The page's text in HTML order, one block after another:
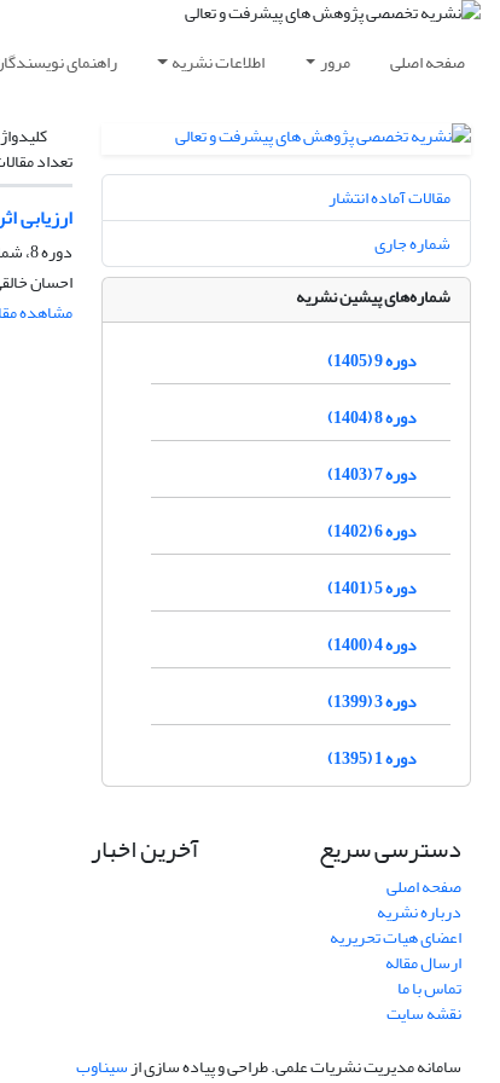
صفحه اصلی مرور اطلاعات نشریه راهنمای
تعداد
ارزیابی
دوره 8، شماره 1، بهار 1404، صفحه
احسان
مشاهده
مقالات آماده انتشار
شماره جاری
شماره‌های پیشین نشریه
دوره 9 (1405)
دوره 8 (1404)
دوره 7 (1403)
دوره 6 (1402)
دوره 5 (1401)
دوره 4 (1400)
دوره 3 (1399)
دوره 1 (1395)
دسترسی سریع
صفحه اصلی
درباره نشریه
اعضای هیات تحریریه
ارسال مقاله
تماس با ما
نقشه سایت
آخرین اخبار
سامانه مدیریت نشریات علمی.طراحی و پیاده سازی ازسیناوب